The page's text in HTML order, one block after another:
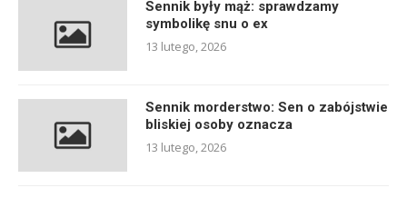
Sennik były mąż: sprawdzamy
symbolikę snu o ex
13 lutego, 2026
Sennik morderstwo: Sen o zabójstwie
bliskiej osoby oznacza
13 lutego, 2026